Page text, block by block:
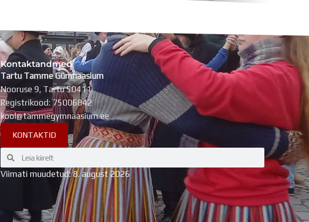
Kontaktandmed
Tartu Tamme Gümnaasium
Nooruse 9, Tartu 50411
Registrikood: 75006842
kool@tammegymnaasium.ee
KONTAKTID
SearchSearch
Viimati muudetud: 8. august 2026